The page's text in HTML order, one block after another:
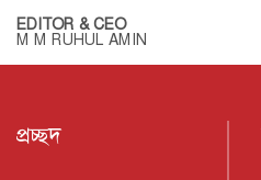
EDITOR & CEO
M M RUHUL AMIN
প্রচ্ছদ